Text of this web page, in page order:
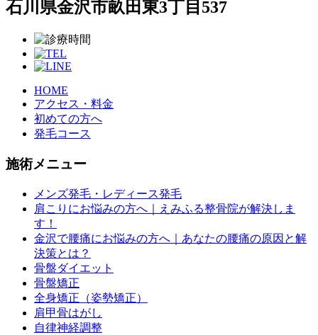
石川県金沢市畝田東3丁目537
HOME
アクセス・料金
初めての方へ
発毛コース
施術メニュー
メンズ発毛・レディース発毛
肩こりにお悩みの方へ｜えみふる整骨院が解決しま
す！
金沢で腰痛にお悩みの方へ｜あなたの腰痛の原因と解
決策とは？
骨盤ダイエット
骨盤矯正
全身矯正（姿勢矯正）
肩甲骨はがし
自律神経調整